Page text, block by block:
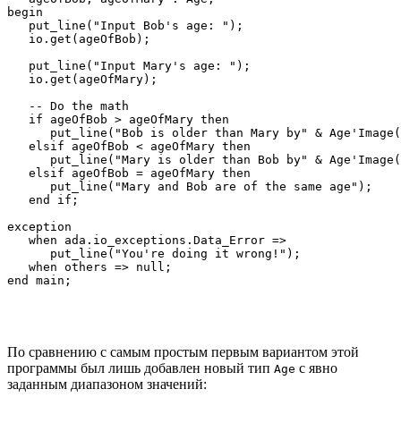
begin
   put_line("Input Bob's age: ");
   io.get(ageOfBob);
   put_line("Input Mary's age: ");
   io.get(ageOfMary);
   -- Do the math
   if ageOfBob > ageOfMary then
put_line("Bob is older than Mary by" &
   elsif ageOfBob < ageOfMary then
put_line("Mary is older than Bob by" &
   elsif ageOfBob = ageOfMary then
      put_line("Mary and Bob are of the same age");
   end if;
exception
   when ada.io_exceptions.Data_Error =>
      put_line("You're doing it wrong!");
   when others => null;
end main;
По сравнению с самым простым первым вариантом этой
программы был лишь добавлен новый тип Age с явно
заданным диапазоном значений: